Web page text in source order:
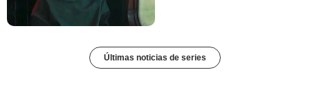
Últimas noticias de series